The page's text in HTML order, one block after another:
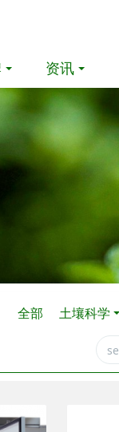
资讯
全部 土壤科学